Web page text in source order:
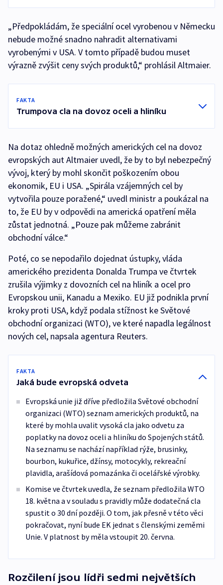
„Předpokládám, že speciální ocel vyrobenou v Německu
nebude možné snadno nahradit alternativami
vyrobenými v USA. V tomto případě budou muset
výrazně zvýšit ceny svých produktů,“ prohlásil Altmaier.
FAKTA
Trumpova cla na dovoz oceli a hliníku
Na dotaz ohledně možných amerických cel na dovoz
evropských aut Altmaier uvedl, že by to byl nebezpečný
vývoj, který by mohl skončit poškozením obou
ekonomik, EU i USA. „Spirála vzájemných cel by
vytvořila pouze poražené,“ uvedl ministr a poukázal na
to, že EU by v odpovědi na americká opatření měla
zůstat jednotná. „Pouze pak můžeme zabránit
obchodní válce.“
Poté, co se nepodařilo dojednat ústupky, vláda
amerického prezidenta Donalda Trumpa ve čtvrtek
zrušila výjimky z dovozních cel na hliník a ocel pro
Evropskou unii, Kanadu a Mexiko. EU již podnikla první
kroky proti USA, když podala stížnost ke Světové
obchodní organizaci (WTO), ve které napadla legálnost
nových cel, napsala agentura Reuters.
FAKTA
Jaká bude evropská odveta
Evropská unie již dříve předložila Světové obchodní
organizaci (WTO) seznam amerických produktů, na
které by mohla uvalit vysoká cla jako odvetu za
poplatky na dovoz oceli a hliníku do Spojených států.
Na seznamu se nachází například rýže, brusinky,
bourbon, kukuřice, džínsy, motocykly, rekreační
plavidla, arašídová pomazánka či ocelářské výrobky.
Komise ve čtvrtek uvedla, že seznam předložila WTO
18. května a v souladu s pravidly může dodatečná cla
spustit o 30 dní později. O tom, jak přesně v této věci
pokračovat, nyní bude EK jednat s členskými zeměmi
Unie. V platnost by měla vstoupit 20. června.
Rozčilení jsou lídři sedmi největších